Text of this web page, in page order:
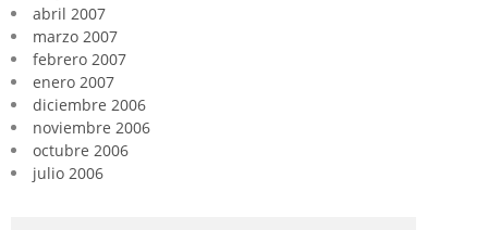
abril 2007
marzo 2007
febrero 2007
enero 2007
diciembre 2006
noviembre 2006
octubre 2006
julio 2006